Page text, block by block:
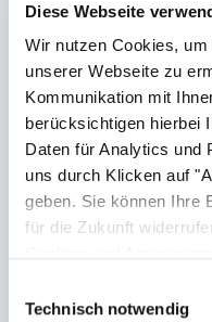
Diese Webseite
Wir nutzen Cookies,
unserer Webseite zu
Kommunikation mit
berücksichtigen hierbei
Daten für Analytics und
uns durch Klicken auf
geben. Sie können Ihre
für die Zukunft
Technisch notwendig
Gletscher-
Exkursion
mit der
Ein Gletscherexperte
nimmt interessierte
die Erdgeschichte.
Spuren des Eisesvon
Permafrost,
einer längst